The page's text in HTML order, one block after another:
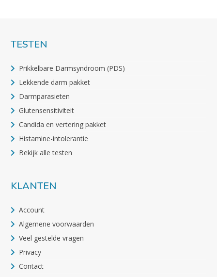
TESTEN
Prikkelbare Darmsyndroom (PDS)
Lekkende darm pakket
Darmparasieten
Glutensensitiviteit
Candida en vertering pakket
Histamine-intolerantie
Bekijk alle testen
KLANTEN
Account
Algemene voorwaarden
Veel gestelde vragen
Privacy
Contact